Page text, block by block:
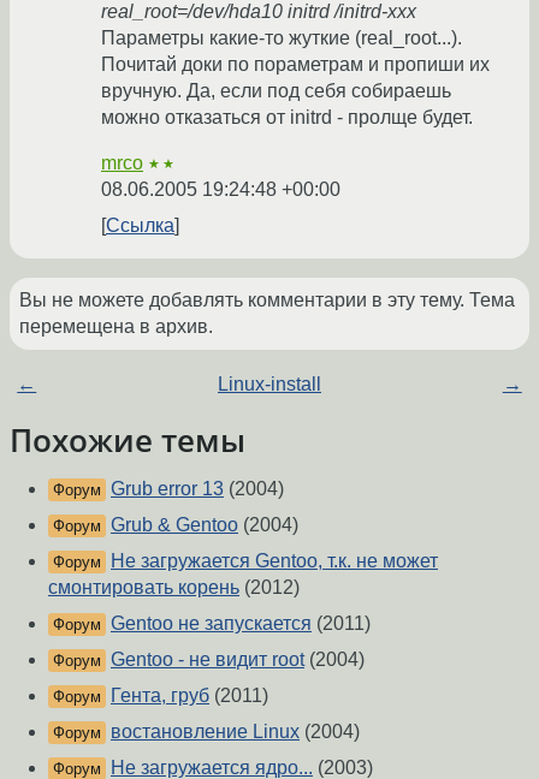
real_root=/dev/hda10 initrd /initrd-xxx
Параметры какие-то жуткие (real_root...).
Почитай доки по пораметрам и пропиши их
вручную. Да, если под себя собираешь
можно отказаться от initrd - пролще будет.
mrco ★★
08.06.2005 19:24:48 +00:00
Ссылка
Вы не можете добавлять комментарии в эту тему. Тема
перемещена в архив.
← Linux-install →
Похожие темы
Форум Grub error 13 (2004)
Форум Grub & Gentoo (2004)
Форум
Не загружается Gentoo, т.к. не может
смонтировать корень (2012)
Форум Gentoo не запускается (2011)
Форум Gentoo - не видит root(2004)
Форум Гента, груб (2011)
Форум востановление Linux (2004)
Форум Не загружается ядро... (2003)